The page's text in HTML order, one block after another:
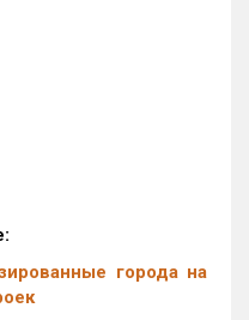
города на